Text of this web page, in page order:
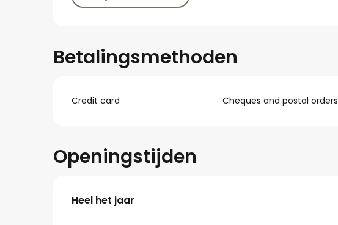
Betalingsmethoden
Credit card Cheques and postal orders
Openingstijden
Heel het jaar
Heel het jaar